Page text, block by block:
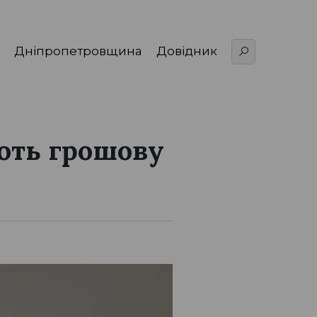
Дніпропетровщина Довідник
грошову